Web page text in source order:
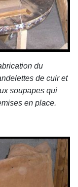
du
de cuir et
soupapes qui
en place.